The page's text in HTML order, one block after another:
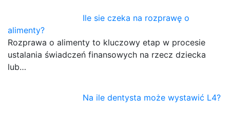
Ile sie czeka na rozprawę o
alimenty?
Rozprawa o alimenty to kluczowy etap w procesie
ustalania świadczeń finansowych na rzecz dziecka
lub…
Na ile dentysta może wystawić L4?